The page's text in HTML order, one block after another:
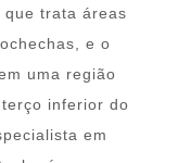
trata áreas
e o
uma região
inferior do
em